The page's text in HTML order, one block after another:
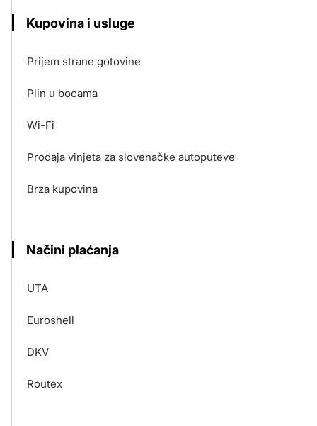
Kupovina i usluge
Prijem strane gotovine
Plin u bocama
Wi-Fi
Prodaja vinjeta za slovenačke autoputeve
Brza kupovina
Načini plaćanja
UTA
Euroshell
DKV
Routex